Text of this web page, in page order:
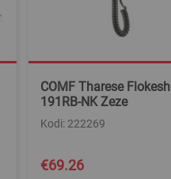
COMF Tharese Flokesh
191RB-NK Zeze
Kodi: 222269
€69.26